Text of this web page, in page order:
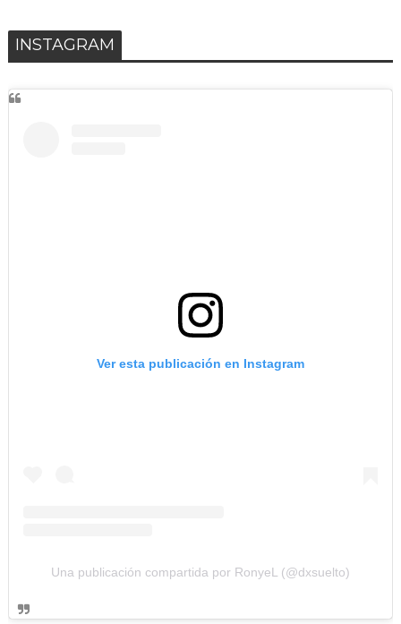
INSTAGRAM
Ver esta publicación en Instagram
Una publicación compartida por RonyeL (@dxsuelto)